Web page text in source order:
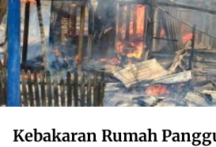
Kebakaran Rumah